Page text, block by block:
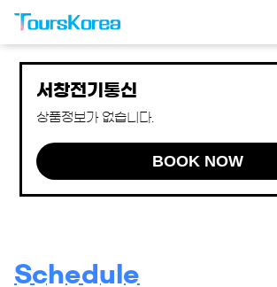
서창전기통신
상품정보가 없습니다.
BOOK NOW
Schedule